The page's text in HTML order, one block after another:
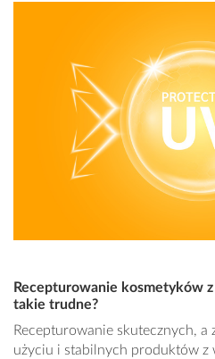
Recepturowanie kosmetyków
takie trudne?
Recepturowanie skutecznych, a
użyciu i stabilnych produktów z